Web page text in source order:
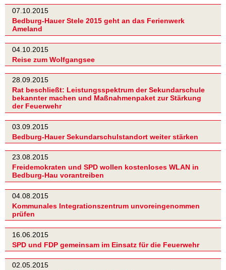
07.10.2015
Bedburg-Hauer Stele 2015 geht an das Ferienwerk
Ameland
04.10.2015
Reise zum Wolfgangsee
28.09.2015
Rat beschließt: Leistungsspektrum der Sekundarschule
bekannter machen und Maßnahmenpaket zur Stärkung
der Feuerwehr
03.09.2015
Bedburg-Hauer Sekundarschulstandort weiter stärken
23.08.2015
Freidemokraten und SPD wollen kostenloses WLAN in
Bedburg-Hau vorantreiben
04.08.2015
Kommunales Integrationszentrum unvoreingenommen
prüfen
16.06.2015
SPD und FDP gemeinsam im Einsatz für die Feuerwehr
02.05.2015